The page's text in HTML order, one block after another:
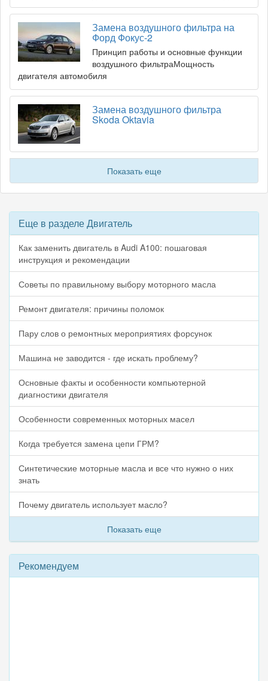
Замена воздушного фильтра на
Форд Фокус-2
Принцип работы и основные функции
воздушного фильтраМощность
двигателя автомобиля
Замена воздушного фильтра
Skoda Oktavia
Показать еще
Еще в разделе Двигатель
Как заменить двигатель в Audi A100: пошаговая
инструкция и рекомендации
Советы по правильному выбору моторного масла
Ремонт двигателя: причины поломок
Пару слов о ремонтных мероприятиях форсунок
Машина не заводится - где искать проблему?
Основные факты и особенности компьютерной
диагностики двигателя
Особенности современных моторных масел
Когда требуется замена цепи ГРМ?
Синтетические моторные масла и все что нужно о них
знать
Почему двигатель использует масло?
Показать еще
Рекомендуем